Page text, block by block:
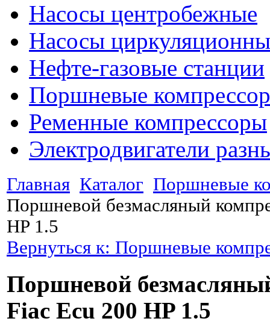
Насосы центробежные
Насосы
Нефте-газовые станции
Поршневые
Ременные компрессоры
Электродвигатели
Главная Каталог Поршневые
Поршневой безмасляный
HP 1.5
Вернуться к: Поршневые
Поршневой
Fiac Ecu 200 HP 1.5